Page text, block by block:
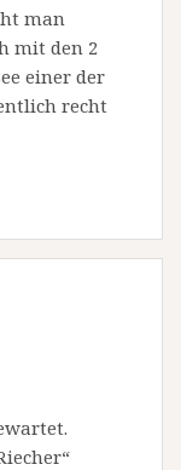
man
mit den 2
einer der
recht